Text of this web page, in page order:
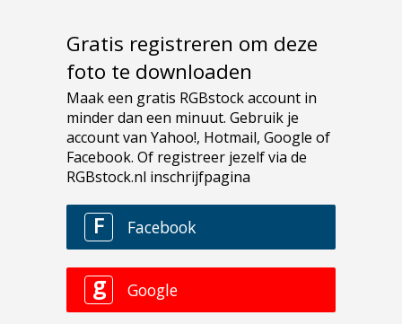
Gratis registreren om deze
foto te downloaden